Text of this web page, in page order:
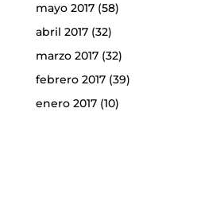
mayo 2017(58)
abril 2017(32)
marzo 2017(32)
febrero 2017(39)
enero 2017(10)